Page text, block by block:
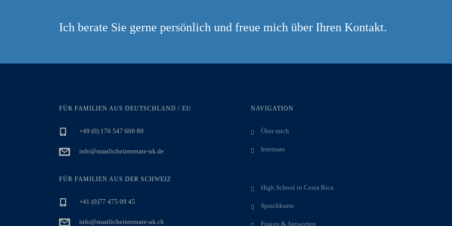
Ich berate Sie gerne persönlich und freue mich über Ihren Kontakt.
FÜR FAMILIEN AUS DEUTSCHLAND / EU
+49 (0) 176 547 600 80
info@staatlicheinternate-uk.de
FÜR FAMILIEN AUS DER SCHWEIZ
+41 (0)77 475 09 45
info@staatlicheinternate-uk.ch
NAVIGATION
Über mich
Internate
High School in Costa Rica
Sprachkurse
Fragen & Antworten